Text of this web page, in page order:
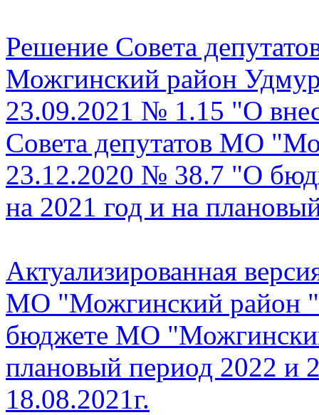
Решение Совета
Можгинский район
23.09.2021 № 1.15 "О
Совета депутатов МО
23.12.2020 № 38.7 "О
на 2021 год и на
Актуализированная
МО "Можгинский район
бюджете МО
плановый период 2022 и
18.08.2021г.